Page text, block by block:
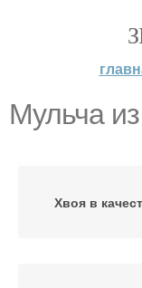
Мульча
Хвоя в